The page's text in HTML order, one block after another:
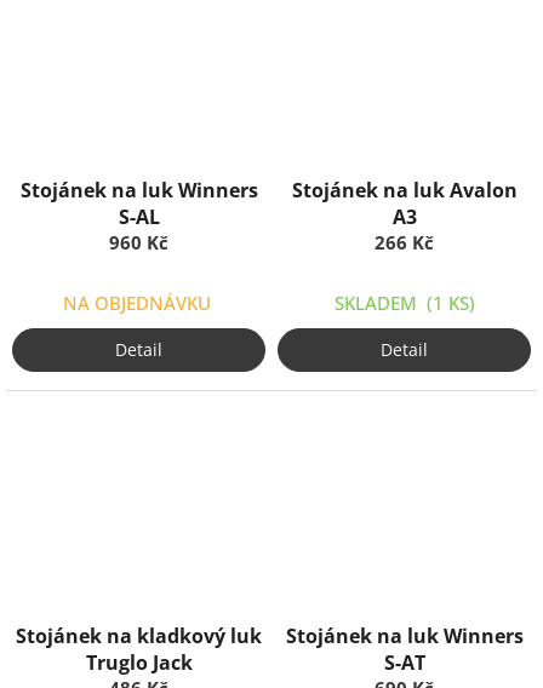
Stojánek na luk Winners
S-AL
960 Kč
NA OBJEDNÁVKU
Detail
Stojánek na luk Avalon
A3
266 Kč
SKLADEM (1 KS)
Detail
Stojánek na kladkový luk
Truglo Jack
Stojánek na luk Winners
S-AT